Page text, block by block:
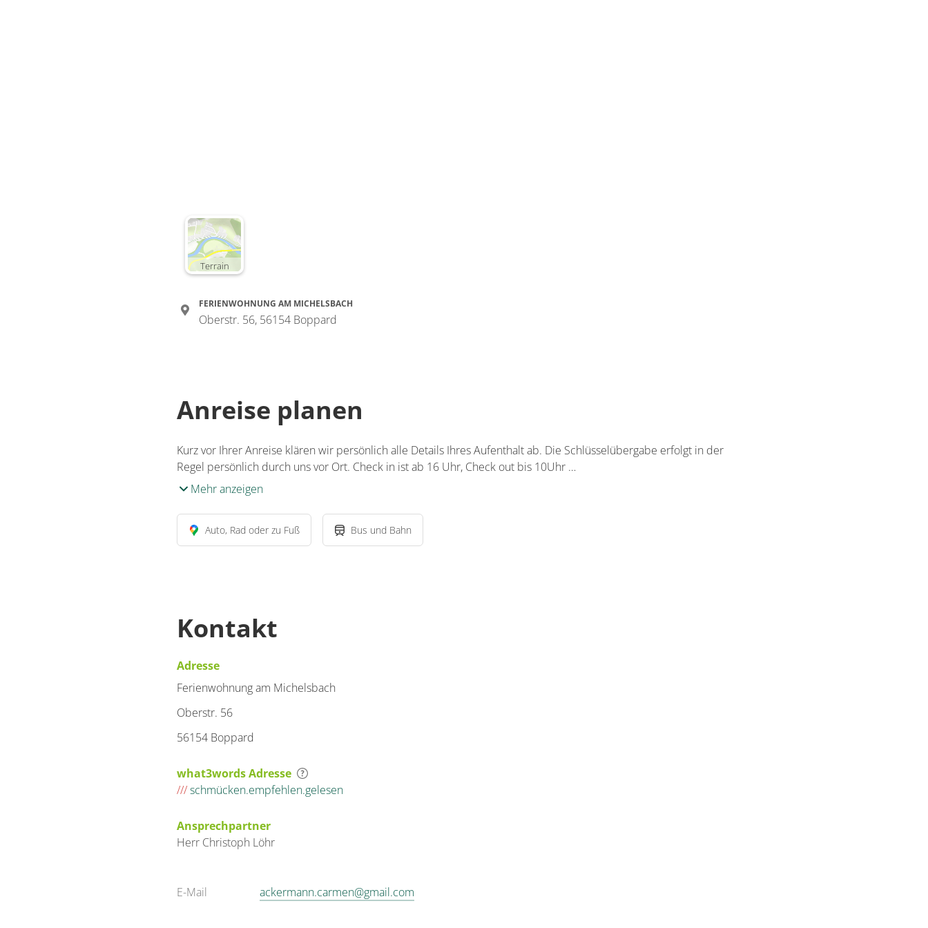
Terrain
FERIENWOHNUNG AM MICHELSBACH
Oberstr. 56, 56154 Boppard
Anreise planen
Kurz vor Ihrer Anreise klären wir persönlich alle Details Ihres Aufenthalt ab. Die Schlüsselübergabe erfolgt in der
Regel persönlich durch uns vor Ort. Check in ist ab 16 Uhr, Check out bis 10Uhr …
Mehr anzeigen
Auto, Rad oder zu Fuß Bus und Bahn
Kontakt
Adresse
Ferienwohnung am Michelsbach
Oberstr. 56
56154 Boppard
what3words Adresse
///schmücken.empfehlen.gelesen
Ansprechpartner
Herr Christoph Löhr
E-Mail ackermann.carmen@gmail.com